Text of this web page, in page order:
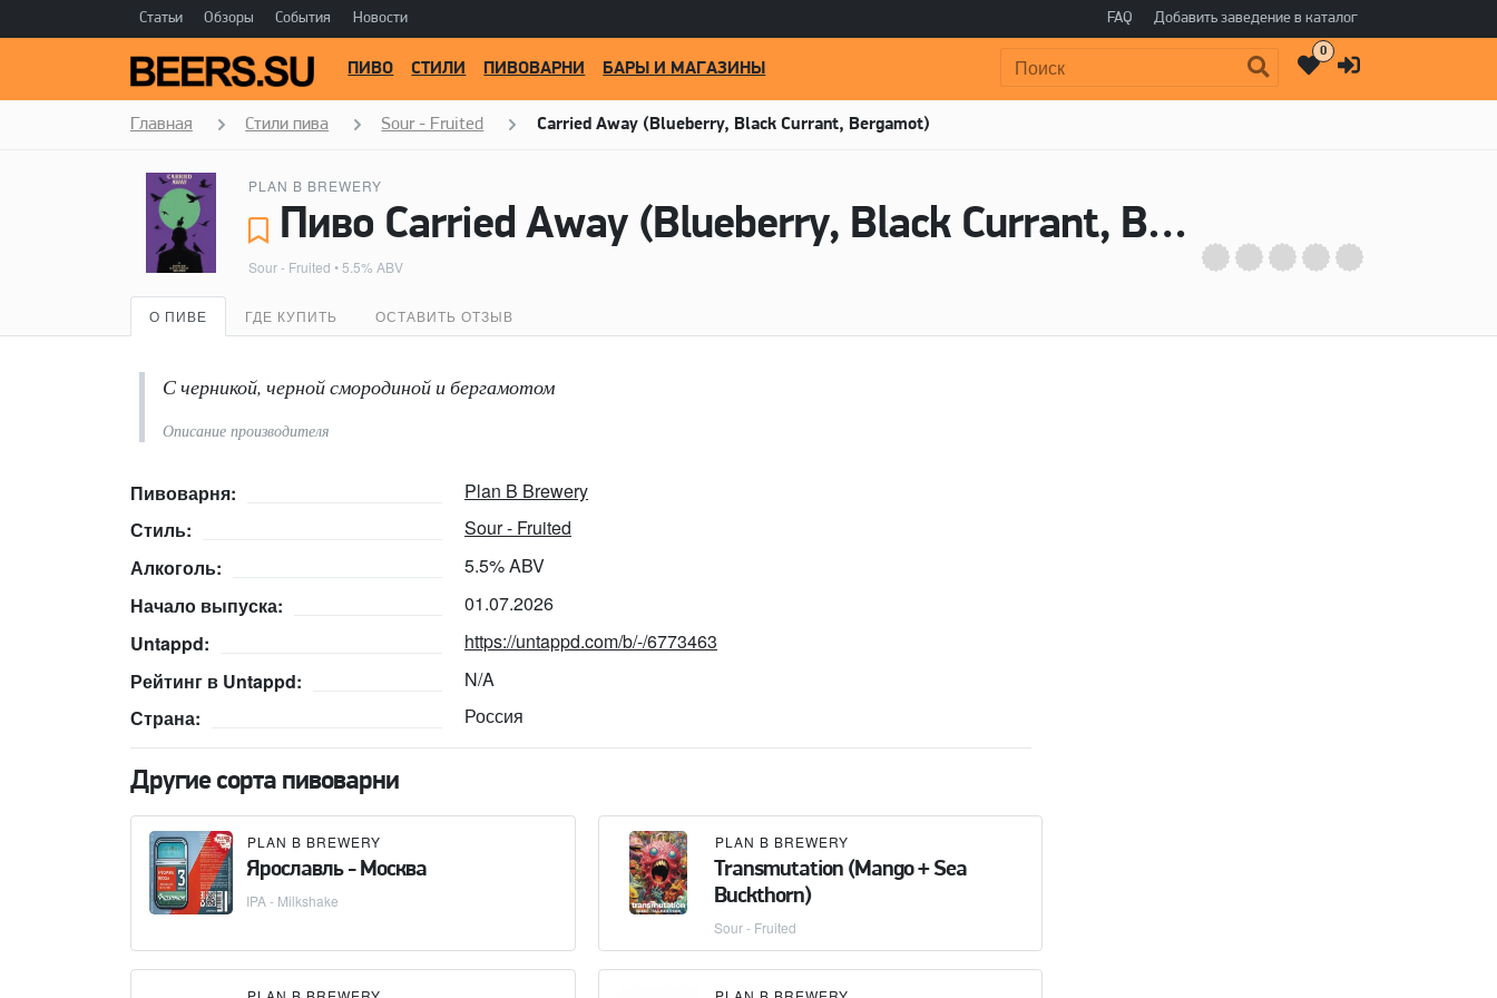
Статьи Обзоры События Новости FAQ Добавить заведение в каталог
Поиск:
ПИВО СТИЛИ ПИВОВАРНИ БАРЫ И МАГАЗИНЫ
0
Главная Стили пива Sour - Fruited Carried Away (Blueberry, Black Currant, Bergamot)
PLAN B BREWERY
Пиво Carried Away (Blueberry, Black Currant, Bergamot) - Plan B Brewery
Sour - Fruited • 5.5% ABV
О ПИВЕ ГДЕ КУПИТЬ ОСТАВИТЬ ОТЗЫВ
С черникой, черной смородиной и бергамотом
Описание производителя
Пивоварня:
Plan B Brewery
Стиль:
Sour - Fruited
Алкоголь:
5.5% ABV
Начало выпуска:
01.07.2026
Untappd:
https://untappd.com/b/-/6773463
Рейтинг в Untappd:
N/A
Страна:
Россия
Другие сорта пивоварни
PLAN B BREWERY
Ярославль - Москва
IPA - Milkshake
PLAN B BREWERY
Transmutation (Mango + Sea
Buckthorn)
Sour - Fruited